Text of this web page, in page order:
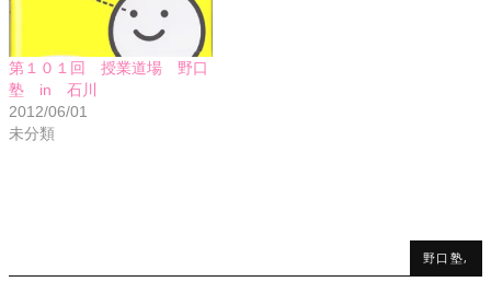
第１０１回 授業道場 野口
塾 in 石川
2012/06/01
未分類
野口塾,